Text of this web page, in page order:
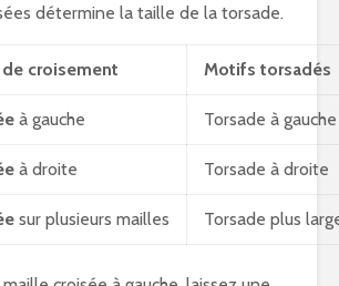
détermine la taille de la torsade.
croisement Motifs torsadés
à gauche Torsade à gauche
à droite Torsade à droite
sur plusieurs mailles Torsade plus